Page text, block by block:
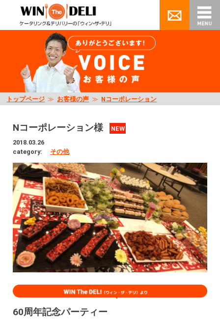
トップページ ≫ お客様の声 ≫ Nコーポレーション
Nコーポレーション様
NEW
2018.03.26
category:
その他
60周年記念パーティー